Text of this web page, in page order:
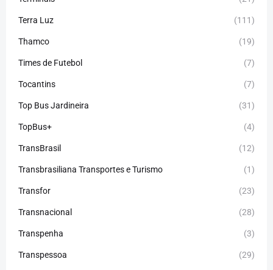
Terra Luz (111)
Thamco (19)
Times de Futebol (7)
Tocantins (7)
Top Bus Jardineira (31)
TopBus+ (4)
TransBrasil (12)
Transbrasiliana Transportes e Turismo (1)
Transfor (23)
Transnacional (28)
Transpenha (3)
Transpessoa (29)